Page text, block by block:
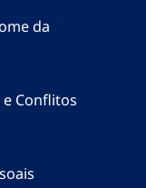
da
Conflitos